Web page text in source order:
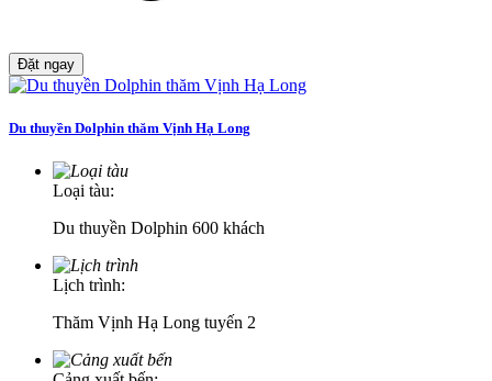
Đặt ngay
Du thuyền Dolphin thăm Vịnh Hạ Long
Loại tàu:
Du thuyền Dolphin 600 khách
Lịch trình:
Thăm Vịnh Hạ Long tuyến 2